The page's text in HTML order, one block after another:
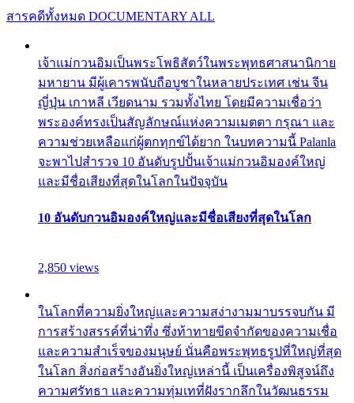
สารคดีทั้งหมด DOCUMENTARY ALL
เจ้าแม่กวนอิมเป็นพระโพธิสัตว์ในพระพุทธศาสนานิกาย
มหายาน มีผู้เคารพนับถือบูชาในหลายประเทศ เช่น จีน
ญี่ปุ่น เกาหลี เวียดนาม รวมทั้งไทย โดยมีความเชื่อว่า
พระองค์ทรงเป็นสัญลักษณ์แห่งความเมตตา กรุณา และ
ความช่วยเหลือแก่ผู้ตกทุกข์ได้ยาก ในบทความนี้ Palanla
จะพาไปสำรวจ 10 อันดับรูปปั้นเจ้าแม่กวนอิมองค์ใหญ่
และมีชื่อเสียงที่สุดในโลกในปัจจุบัน
10 อันดับกวนอิมองค์ใหญ่และมีชื่อเสียงที่สุดในโลก
2,850 views
ในโลกที่ความยิ่งใหญ่และความสง่างามมาบรรจบกัน มี
การสร้างสรรค์ที่น่าทึ่ง ซึ่งท้าทายขีดจำกัดของความเชื่อ
และความสำเร็จของมนุษย์ นั่นคือพระพุทธรูปที่ใหญ่ที่สุด
ในโลก สิ่งก่อสร้างอันยิ่งใหญ่เหล่านี้ เป็นเครื่องพิสูจน์ถึง
ความศรัทธา และความทุ่มเทที่ฝังรากลึกในวัฒนธรรม